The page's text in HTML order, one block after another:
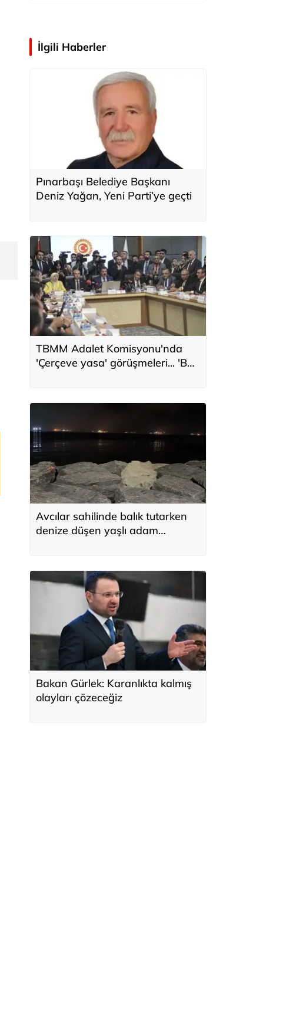
İlgili Haberler
Pınarbaşı Belediye Başkanı
Deniz Yağan, Yeni Parti’ye geçti
TBMM Adalet Komisyonu'nda
'Çerçeve yasa' görüşmeleri... 'Bu
Avcılar sahilinde balık tutarken
denize düşen yaşlı adam
Bakan Gürlek: Karanlıkta kalmış
olayları çözeceğiz